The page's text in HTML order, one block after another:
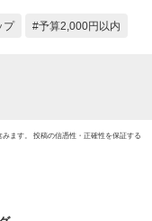
CICA成分配
プ 予算2,000円以内
ます。 投稿の信憑性・正確性を保証する